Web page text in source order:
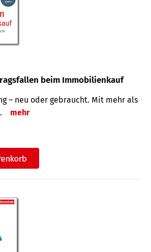
beim Immobilienkauf
– neu oder gebraucht. Mit mehr als
mehr